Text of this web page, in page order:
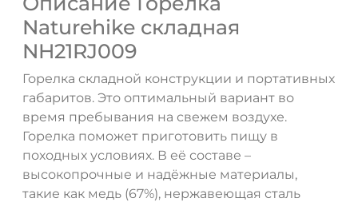
Naturehike складная
NH21RJ009
Горелка складной конструкции и портативных
габаритов. Это оптимальный вариант во
время пребывания на свежем воздухе.
Горелка поможет приготовить пищу в
походных условиях. В её составе –
высокопрочные и надёжные материалы,
такие как медь (67%), нержавеющая сталь